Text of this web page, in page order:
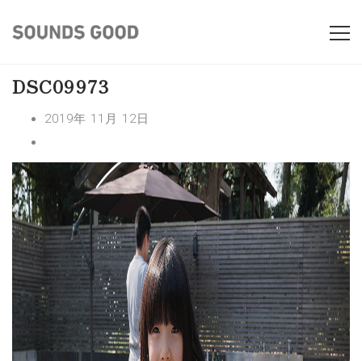
DSC09973
2019年 11月 12日